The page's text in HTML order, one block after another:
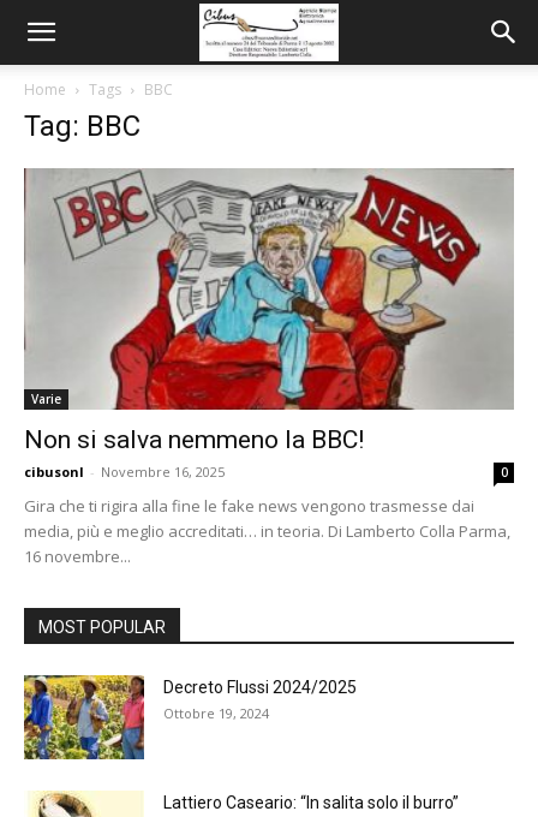
Home Tags BBC
Tag: BBC
Varie
Non si salva nemmeno la BBC!
cibusonl - Novembre 16, 2025 0
Gira che ti rigira alla fine le fake news vengono trasmesse dai
media, più e meglio accreditati… in teoria. Di Lamberto Colla Parma,
16 novembre...
MOST POPULAR
Decreto Flussi 2024/2025
Ottobre 19, 2024
Lattiero Caseario: “In salita solo il burro”